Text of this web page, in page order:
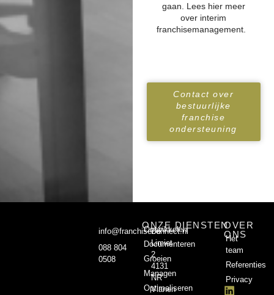
gaan. Lees hiermeer
over interim
franchisemanagement.
Contact over
bestuurlijke
franchise
ondersteuning
info@franchiseconnect.nl
088 804
0508
De
Limiet
2
4131
NR
Vianen
ONZE DIENSTEN
Ontwikkelen
Documenteren
Groeien
Managen
Optimaliseren
OVER
ONS
Het
team
Referenties
Privacy